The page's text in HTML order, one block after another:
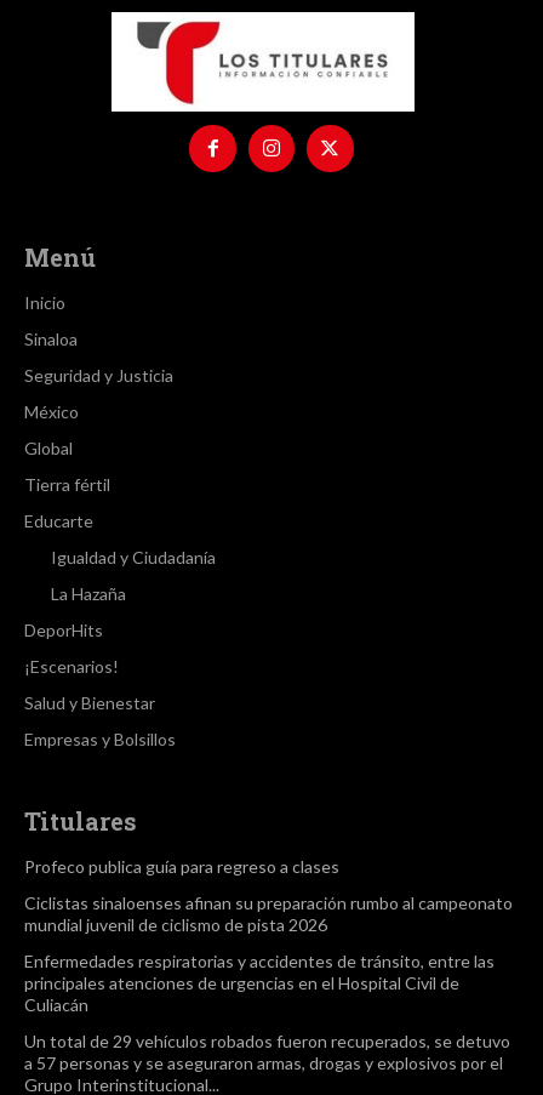
Menú
Inicio
Sinaloa
Seguridad y Justicia
México
Global
Tierra fértil
Educarte
Igualdad y Ciudadanía
La Hazaña
DeporHits
¡Escenarios!
Salud y Bienestar
Empresas y Bolsillos
Titulares
Profeco publica guía para regreso a clases
Ciclistas sinaloenses afinan su preparación rumbo al campeonato
mundial juvenil de ciclismo de pista 2026
Enfermedades respiratorias y accidentes de tránsito, entre las
principales atenciones de urgencias en el Hospital Civil de
Culiacán
Un total de 29 vehículos robados fueron recuperados, se detuvo
a 57 personas y se aseguraron armas, drogas y explosivos por el
Grupo Interinstitucional...